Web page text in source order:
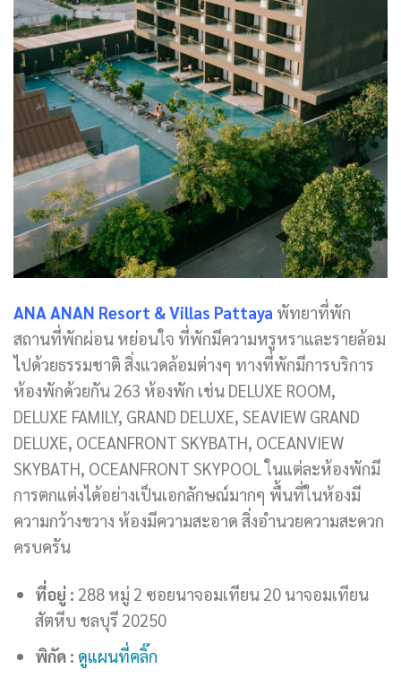
ANA ANAN Resort & Villas Pattaya พัทยาที่พัก
สถานที่พักผ่อน หย่อนใจ ที่พักมีความหรูหราและรายล้อม
ไปด้วยธรรมชาติ สิ่งแวดล้อมต่างๆ ทางที่พักมีการบริการ
ห้องพักด้วยกัน 263 ห้องพัก เช่น DELUXE ROOM,
DELUXE FAMILY, GRAND DELUXE, SEAVIEW GRAND
DELUXE, OCEANFRONT SKYBATH, OCEANVIEW
SKYBATH, OCEANFRONT SKYPOOL ในแต่ละห้องพักมี
การตกแต่งได้อย่างเป็นเอกลักษณ์มากๆ พื้นที่ในห้องมี
ความกว้างขวาง ห้องมีความสะอาด สิ่งอำนวยความสะดวก
ครบครัน
ที่อยู่ : 288 หมู่ 2 ซอยนาจอมเทียน 20 นาจอมเทียน
สัตหีบ ชลบุรี 20250
พิกัด : ดูแผนที่คลิ๊ก